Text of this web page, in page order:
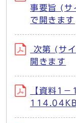
事要旨 (
で開きます
次第 (サ
開きます
【資料1